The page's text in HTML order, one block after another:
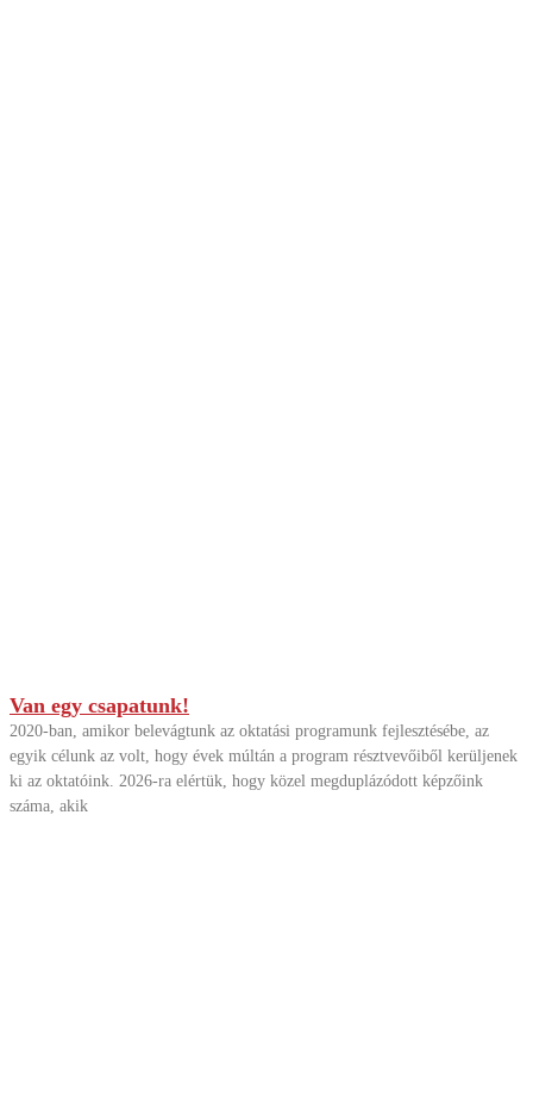
Van egy csapatunk!
2020-ban, amikor belevágtunk az oktatási programunk fejlesztésébe, az
egyik célunk az volt, hogy évek múltán a program résztvevőiből kerüljenek
ki az oktatóink. 2026-ra elértük, hogy közel megduplázódott képzőink
száma, akik